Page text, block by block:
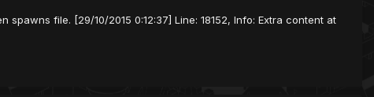
spawns file. [29/10/2015 0:12:37] Line: 18152, Info: Extra content at